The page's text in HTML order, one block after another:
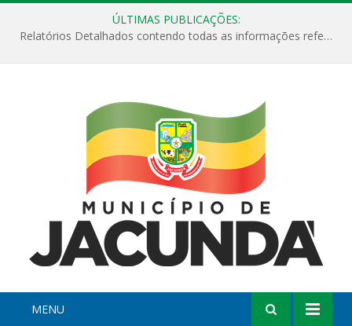
ÚLTIMAS PUBLICAÇÕES:
Relatórios Detalhados contendo todas as informações referentes a execução de recursos destinados ao fomento de projetos culturais no Município de Jacundá entre os anos de 2022 ao presente ano de 2026.
MENU